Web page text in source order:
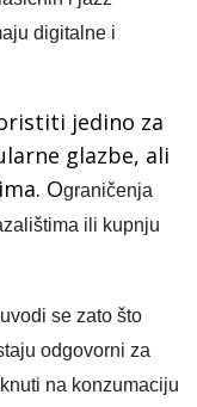
digitalne i
jedino za
glazbe, ali
Ograničenja
ili kupnju
se zato što
odgovorni za
na konzumaciju